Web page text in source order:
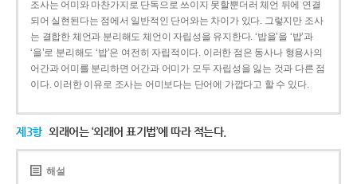
조사는 어미와 마찬가지로 단독으로 쓰이지 못할뿐더러 체언 뒤에 연결
되어 실현된다는 점에서 일반적인 단어와는 차이가 있다. 그렇지만 조사
는 결합한 체언과 분리해도 체언이 자립성을 유지한다. ‘밥을’을 ‘밥’과
‘을’로 분리해도 ‘밥’은 여전히 자립적이다. 이러한 점은 동사나 형용사의
어간과 어미를 분리하면 어간과 어미가 모두 자립성을 잃는 것과 다른 점
이다. 이러한 이유로 조사는 어미보다는 단어에 가깝다고 할 수 있다.
제3항 외래어는 ‘외래어 표기법’에 따라 적는다.
해설